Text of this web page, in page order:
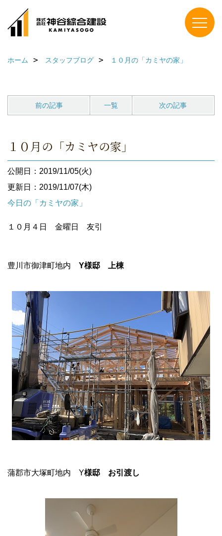
ホーム スタッフブログ １０月の「カミヤの家」
前の記事 一覧 次の記事
１０月の「カミヤの家」
公開日：2019/11/05(火)
更新日：2019/11/07(木)
今日の「カミヤの家」
１０月４日 金曜日 友引
豊川市御津町地内 Y様邸 上棟
蒲郡市大塚町地内 Y様邸 お引渡し